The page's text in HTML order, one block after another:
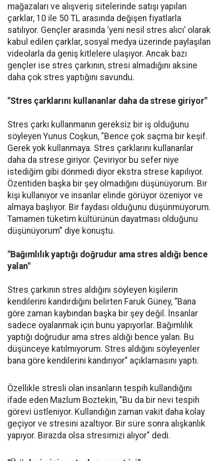
mağazaları ve alışveriş sitelerinde satışı yapılan
çarklar, 10 ile 50 TL arasında değişen fiyatlarla
satılıyor. Gençler arasında ‘yeni nesil stres alıcı’ olarak
kabul edilen çarklar, sosyal medya üzerinde paylaşılan
videolarla da geniş kitlelere ulaşıyor. Ancak bazı
gençler ise stres çarkının, stresi almadığını aksine
daha çok stres yaptığını savundu.
"Stres çarklarını kullananlar daha da strese giriyor"
Stres çarkı kullanmanın gereksiz bir iş olduğunu
söyleyen Yunus Coşkun, "Bence çok saçma bir keşif.
Gerek yok kullanmaya. Stres çarklarını kullananlar
daha da strese giriyor. Çeviriyor bu sefer niye
istediğim gibi dönmedi diyor ekstra strese kapılıyor.
Özentiden başka bir şey olmadığını düşünüyorum. Bir
kişi kullanıyor ve insanlar elinde görüyor özeniyor ve
almaya başlıyor. Bir faydası olduğunu düşünmüyorum.
Tamamen tüketim kültürünün dayatması olduğunu
düşünüyorum” diye konuştu.
"Bağımlılık yaptığı doğrudur ama stres aldığı bence
yalan"
Stres çarkının stres aldığını söyleyen kişilerin
kendilerini kandırdığını belirten Faruk Güney, “Bana
göre zaman kaybından başka bir şey değil. İnsanlar
sadece oyalanmak için bunu yapıyorlar. Bağımlılık
yaptığı doğrudur ama stres aldığı bence yalan. Bu
düşünceye katılmıyorum. Stres aldığını söyleyenler
bana göre kendilerini kandırıyor” açıklamasını yaptı.
Özellikle stresli olan insanların tespih kullandığını
ifade eden Mazlum Boztekin, "Bu da bir nevi tespih
görevi üstleniyor. Kullandığın zaman vakit daha kolay
geçiyor ve stresini azaltıyor. Bir süre sonra alışkanlık
yapıyor. Birazda olsa stresimizi alıyor" dedi.